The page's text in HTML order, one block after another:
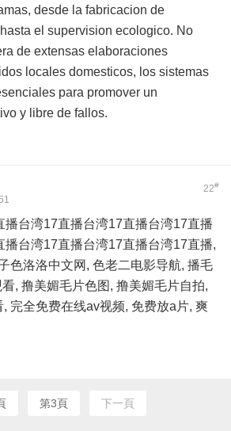
desde la fabricacion de
el supervision ecologico. No
de extensas elaboraciones
locales domesticos, los sistemas
para promover un
y libre de fallos.
22#
播台湾17直播台湾17直播台湾17直播
播台湾17直播台湾17直播台湾17直播,
色洛洛中文网, 色老二电影导航, 播毛
, 撸美媚毛片色图, 撸美媚毛片自拍,
完全免费在线av视频, 免费放a片, 爽
第3頁 下一頁